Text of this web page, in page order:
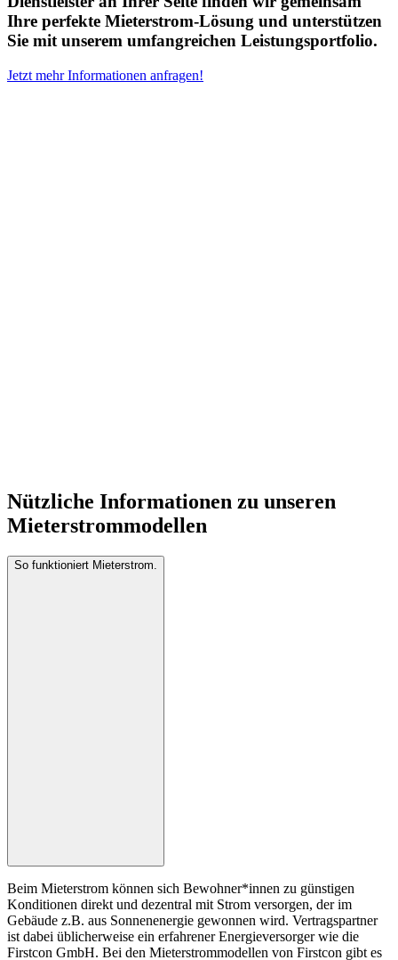
Ihre perfekte Mieterstrom-Lösung und unterstützen
Sie mit unserem umfangreichen Leistungsportfolio.
Jetzt mehr Informationen anfragen!
Nützliche Informationen zu unseren
Mieterstrommodellen
So funktioniert Mieterstrom.
Beim Mieterstrom können sich Bewohner*innen zu günstigen
Konditionen direkt und dezentral mit Strom versorgen, der im
Gebäude z.B. aus Sonnenenergie gewonnen wird. Vertragspartner
ist dabei üblicherweise ein erfahrener Energieversorger wie die
Firstcon GmbH. Bei den Mieterstrommodellen von Firstcon gibt es